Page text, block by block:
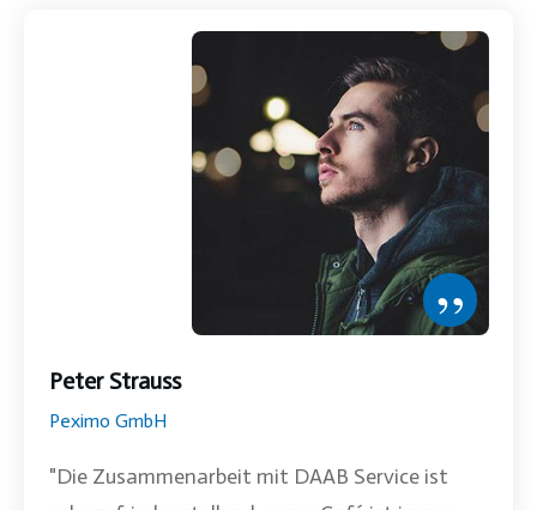
Peter Strauss
Peximo GmbH
"Die Zusammenarbeit mit DAAB Service ist
”